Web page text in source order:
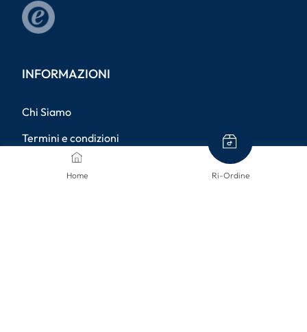
Home Ri-Ordine
INFORMAZIONI
Chi Siamo
Termini e condizioni
Politica sulla privacy